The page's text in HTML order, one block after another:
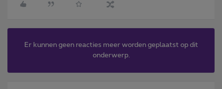
Er kunnen geen reacties meer worden geplaatst op dit
onderwerp.